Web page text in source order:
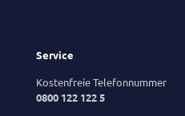
Service
Kostenfreie Telefonnummer
0800 122 122 5